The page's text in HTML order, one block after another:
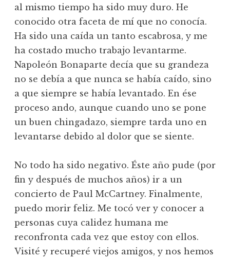
al mismo tiempo ha sido muy duro. He
conocido otra faceta de mí que no conocía.
Ha sido una caída un tanto escabrosa, y me
ha costado mucho trabajo levantarme.
Napoleón Bonaparte decía que su grandeza
no se debía a que nunca se había caído, sino
a que siempre se había levantado. En ése
proceso ando, aunque cuando uno se pone
un buen chingadazo, siempre tarda uno en
levantarse debido al dolor que se siente.
No todo ha sido negativo. Éste año pude (por
fin y después de muchos años) ir a un
concierto de Paul McCartney. Finalmente,
puedo morir feliz. Me tocó ver y conocer a
personas cuya calidez humana me
reconfronta cada vez que estoy con ellos.
Visité y recuperé viejos amigos, y nos hemos